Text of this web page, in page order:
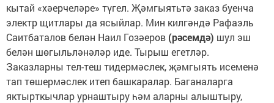
кытай «хәерчеләре» түгел. Җәмгыятьтә заказ буенча
электр щитлары да ясыйлар. Мин килгәндә Рафаэль
Саитбаталов белән Наил Гозәеров (рәсемдә) шул эш
белән шөгыльләнәләр иде. Тырыш егетләр.
Заказларны тел-теш тидермәслек, җәмгыять исеменә
тап төшермәслек итеп башкаралар. Баганаларга
яктырткычлар урнаштыру һәм аларны алыштыру,